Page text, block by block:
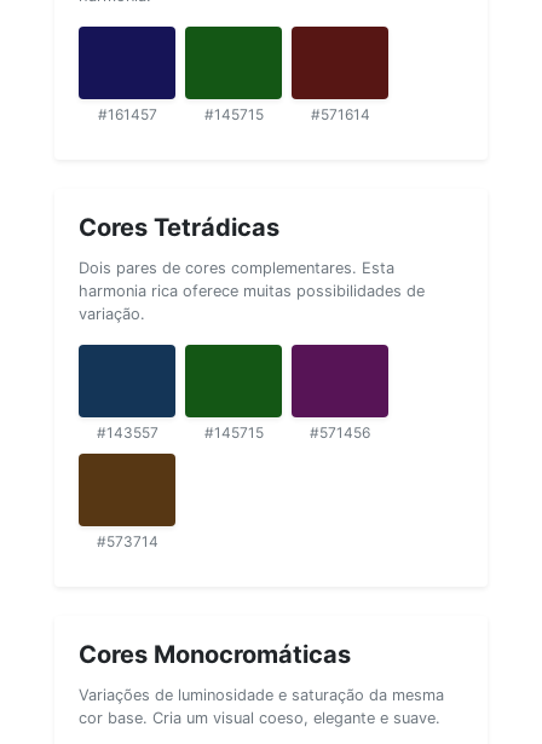
#161457 #145715 #571614
Cores Tetrádicas
Dois pares de cores complementares. Esta
harmonia rica oferece muitas possibilidades de
variação.
#143557 #145715 #571456
#573714
Cores Monocromáticas
Variações de luminosidade e saturação da mesma
cor base. Cria um visual coeso, elegante e suave.